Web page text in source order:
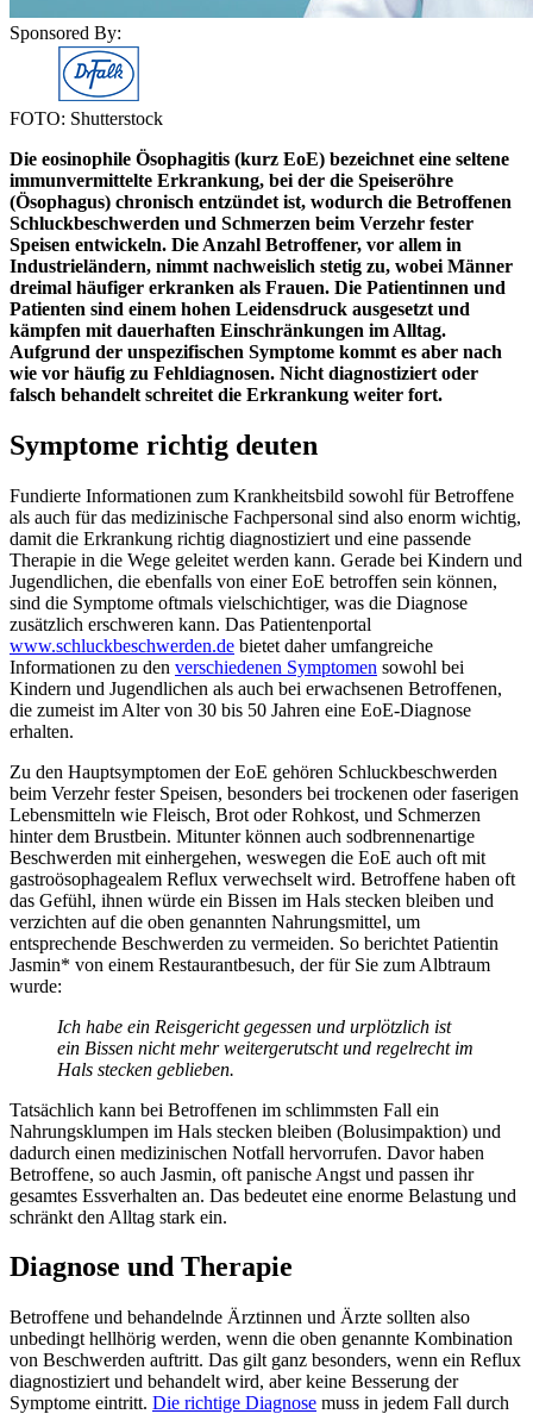
Sponsored By:
FOTO: Shutterstock
Die eosinophile Ösophagitis (kurz EoE) bezeichnet eine seltene
immunvermittelte Erkrankung, bei der die Speiseröhre
(Ösophagus) chronisch entzündet ist, wodurch die Betroffenen
Schluckbeschwerden und Schmerzen beim Verzehr fester
Speisen entwickeln. Die Anzahl Betroffener, vor allem in
Industrieländern, nimmt nachweislich stetig zu, wobei Männer
dreimal häufiger erkranken als Frauen. Die Patientinnen und
Patienten sind einem hohen Leidensdruck ausgesetzt und
kämpfen mit dauerhaften Einschränkungen im Alltag.
Aufgrund der unspezifischen Symptome kommt es aber nach
wie vor häufig zu Fehldiagnosen. Nicht diagnostiziert oder
falsch behandelt schreitet die Erkrankung weiter fort.
Symptome richtig deuten
Fundierte Informationen zum Krankheitsbild sowohl für Betroffene
als auch für das medizinische Fachpersonal sind also enorm wichtig,
damit die Erkrankung richtig diagnostiziert und eine passende
Therapie in die Wege geleitet werden kann. Gerade bei Kindern und
Jugendlichen, die ebenfalls von einer EoE betroffen sein können,
sind die Symptome oftmals vielschichtiger, was die Diagnose
zusätzlich erschweren kann. Das Patientenportal
www.schluckbeschwerden.de bietet daher umfangreiche
Informationen zu den verschiedenen Symptomen sowohl bei
Kindern und Jugendlichen als auch bei erwachsenen Betroffenen,
die zumeist im Alter von 30 bis 50 Jahren eine EoE-Diagnose
erhalten.
Zu den Hauptsymptomen der EoE gehören Schluckbeschwerden
beim Verzehr fester Speisen, besonders bei trockenen oder faserigen
Lebensmitteln wie Fleisch, Brot oder Rohkost, und Schmerzen
hinter dem Brustbein. Mitunter können auch sodbrennenartige
Beschwerden mit einhergehen, weswegen die EoE auch oft mit
gastroösophagealem Reflux verwechselt wird. Betroffene haben oft
das Gefühl, ihnen würde ein Bissen im Hals stecken bleiben und
verzichten auf die oben genannten Nahrungsmittel, um
entsprechende Beschwerden zu vermeiden. So berichtet Patientin
Jasmin* von einem Restaurantbesuch, der für Sie zum Albtraum
wurde:
Ich habe ein Reisgericht gegessen und urplötzlich ist
ein Bissen nicht mehr weitergerutscht und regel­recht im
Hals stecken geblieben.
Tatsächlich kann bei Betroffenen im schlimmsten Fall ein
Nahrungsklumpen im Hals stecken bleiben (Bolusimpaktion) und
dadurch einen medizinischen Notfall hervorrufen. Davor haben
Betroffene, so auch Jasmin, oft panische Angst und passen ihr
gesamtes Essverhalten an. Das bedeutet eine enorme Belastung und
schränkt den Alltag stark ein.
Diagnose und Therapie
Betroffene und behandelnde Ärztinnen und Ärzte sollten also
unbedingt hellhörig werden, wenn die oben genannte Kombination
von Beschwerden auftritt. Das gilt ganz besonders, wenn ein Reflux
diagnostiziert und behandelt wird, aber keine Besserung der
Symptome eintritt. Die richtige Diagnose muss in jedem Fall durch